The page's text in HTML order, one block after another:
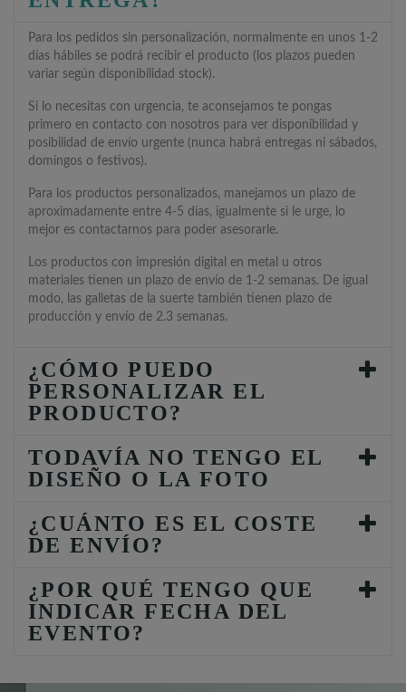
Para los pedidos sin personalización, normalmente en unos 1-2
días hábiles se podrá recibir el producto (los plazos pueden
variar según disponibilidad stock).
Si lo necesitas con urgencia, te aconsejamos te pongas
primero en contacto con nosotros para ver disponibilidad y
posibilidad de envío urgente (nunca habrá entregas ni sábados,
domingos o festivos).
Para los productos personalizados, manejamos un plazo de
aproximadamente entre 4-5 días, igualmente si le urge, lo
mejor es contactarnos para poder asesorarle.
Los productos con impresión digital en metal u otros
materiales tienen un plazo de envío de 1-2 semanas. De igual
modo, las galletas de la suerte también tienen plazo de
producción y envío de 2.3 semanas.
¿CÓMO PUEDO
PERSONALIZAR EL
PRODUCTO?
TODAVÍA NO TENGO EL
DISEÑO O LA FOTO
¿CUÁNTO ES EL COSTE
DE ENVÍO?
¿POR QUÉ TENGO QUE
INDICAR FECHA DEL
EVENTO?